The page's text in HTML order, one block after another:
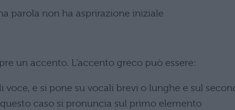
parola non ha asprirazione iniziale
un accento. L’accento greco può essere:
voce, e si pone su vocali brevi o lunghe e sul
caso si pronuncia sul primo elemento